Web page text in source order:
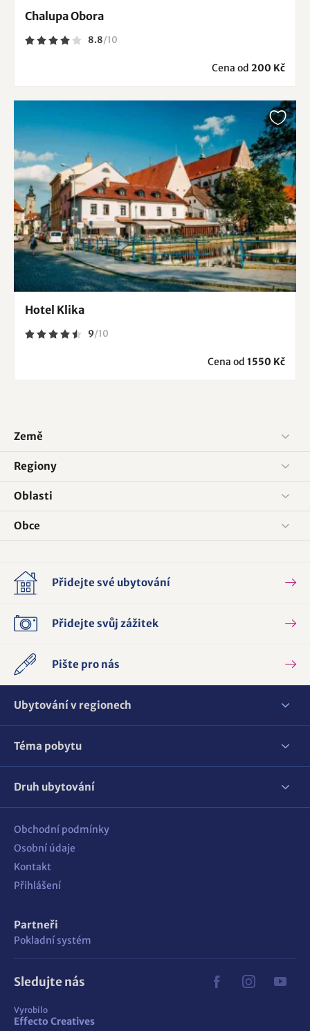
Chalupa Obora
8.8/10
Cena od 200 Kč
Hotel Klika
9/10
Cena od 1550 Kč
Země
Regiony
Oblasti
Obce
Přidejte své ubytování
Přidejte svůj zážitek
Pište pro nás
Ubytování v regionech
Téma pobytu
Druh ubytování
Obchodní podmínky
Osobní údaje
Kontakt
Přihlášení
Partneři
Pokladní systém
Sledujte nás
Vyrobilo
Effecto Creatives